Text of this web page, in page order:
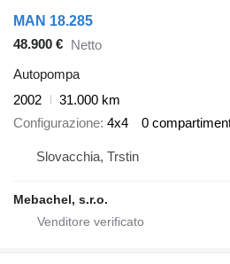
MAN 18.285
48.900 € Netto
Autopompa
2002
31.000 km
Configurazione 4x4 0
Slovacchia, Trstin
Mebachel, s.r.o.